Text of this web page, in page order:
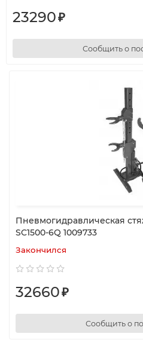
23290₽
Сообщить о
Пневмогидравлическая
SC1500-6Q 1009733
Закончился
32660₽
Сообщить о